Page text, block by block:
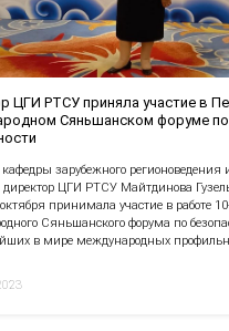
ЦГИ РТСУ приняла участие в
Сяньшанском форуме по
кафедры зарубежного регионоведения
директор ЦГИ РТСУ Майтдинова
принимала участие в работе
Сяньшанского форума по
в мире международных